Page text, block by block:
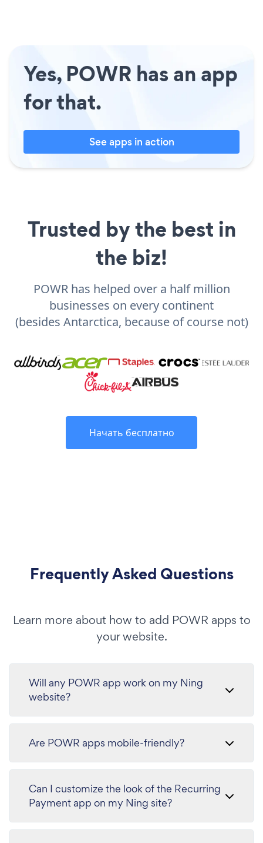
Yes, POWR has an app
for that.
See apps in action
Trusted by the best in
the biz!
POWR has helped over a half million
businesses on every continent
(besides Antarctica, because of course not)
Начать бесплатно
Frequently Asked Questions
Learn more about how to add POWR apps to
your website.
Will any POWR app work on my Ning
website?
Are POWR apps mobile-friendly?
Can I customize the look of the Recurring
Payment app on my Ning site?